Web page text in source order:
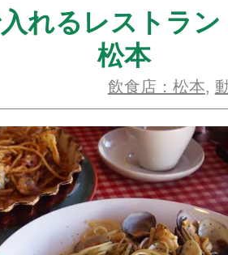
れるレストラ
松本
飲食店：松本,